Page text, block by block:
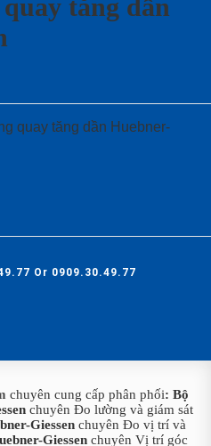
tăng dần
quay tăng dần Huebner-
Or 0909.30.49.77
chuyên cung cấp phân phối: Bộ
chuyên Đo lường và giám sát
Giessen chuyên Đo vị trí và
Giessen chuyên Vị trí góc